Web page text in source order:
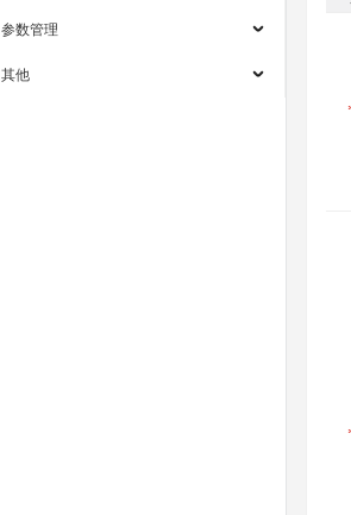
参数管理
其他